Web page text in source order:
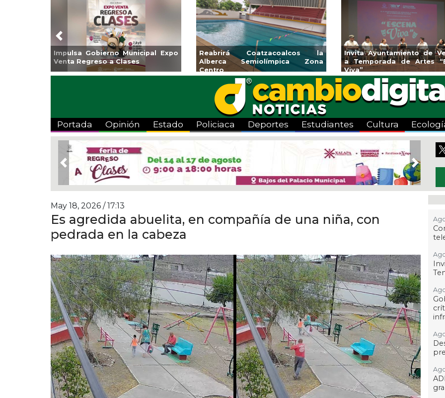
Gobierno Municipal Expo
Regreso a Clases
Reabrirá Coatzacoalcos la
Alberca Semiolímpica Zona
Centro
Invita Ayuntamiento de Veracruz
a Temporada de Artes “Escena
Viva”
Previous
Portada Opinión Estado Policiaca Deportes Estudiantes Cultura
Previous Next
May 18, 2026 / 17:13
Es agredida abuelita, en compañía de una niña, con
pedrada en la cabeza